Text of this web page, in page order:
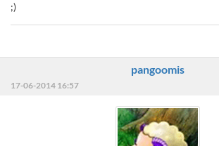
;)
pangoomis
17-06-2014 16:57